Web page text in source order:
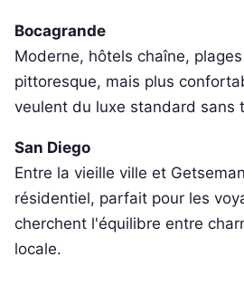
Bocagrande
Moderne, hôtels chaîne,
pittoresque, mais plus
veulent du luxe standard sans
San Diego
Entre la vieille ville et
résidentiel, parfait pour les
cherchent l'équilibre entre
locale.